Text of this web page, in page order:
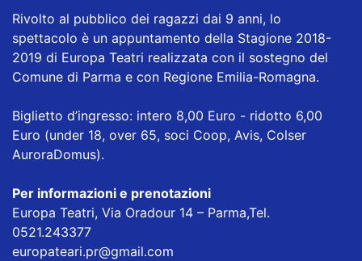
Rivolto al pubblico dei ragazzi dai 9 anni, lo
spettacolo è un appuntamento della Stagione 2018-
2019 di Europa Teatri realizzata con il sostegno del
Comune di Parma e con Regione Emilia-Romagna.
Biglietto d’ingresso: intero 8,00 Euro - ridotto 6,00
Euro (under 18, over 65, soci Coop, Avis, Colser
AuroraDomus).
Per informazioni e prenotazioni
Europa Teatri, Via Oradour 14 – Parma,Tel.
0521.243377
europateari.pr@gmail.com